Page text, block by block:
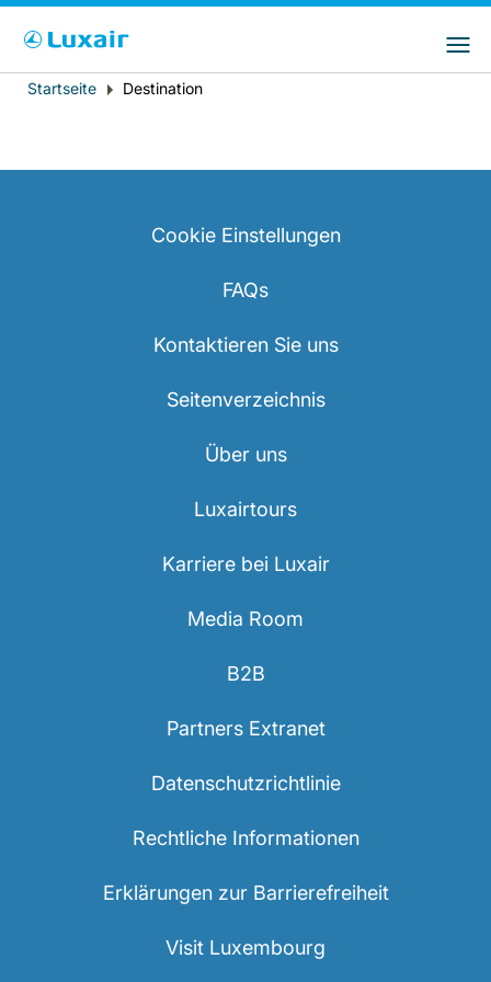
und Ihre bevorzugte Sprache
Breadcrumb
Startseite Destination
Cookie Einstellungen
FAQs
Kontaktieren Sie uns
Seitenverzeichnis
Über uns
Luxairtours
Karriere bei Luxair
Media Room
B2B
Partners Extranet
Datenschutzrichtlinie
Rechtliche Informationen
Erklärungen zur Barrierefreiheit
Visit Luxembourg